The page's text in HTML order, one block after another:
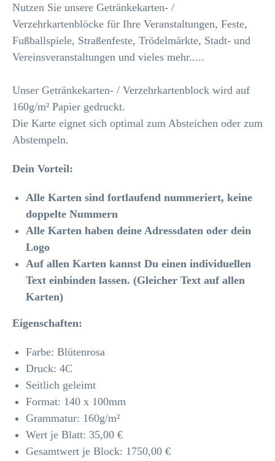
Nutzen Sie unsere Getränkekarten- /
Verzehrkartenblöcke für Ihre Veranstaltungen, Feste,
Fußballspiele, Straßenfeste, Trödelmärkte, Stadt- und
Vereinsveranstaltungen und vieles mehr.....
Unser Getränkekarten- / Verzehrkartenblock wird auf
160g/m² Papier gedruckt.
Die Karte eignet sich optimal zum Absteichen oder zum
Abstempeln.
Dein Vorteil:
Alle Karten sind fortlaufend nummeriert, keine
doppelte Nummern
Alle Karten haben deine Adressdaten oder dein
Logo
Auf allen Karten kannst Du einen individuellen
Text einbinden lassen. (Gleicher Text auf allen
Karten)
Eigenschaften:
Farbe: Blütenrosa
Druck: 4C
Seitlich geleimt
Format: 140 x 100mm
Grammatur: 160g/m²
Wert je Blatt: 35,00 €
Gesamtwert je Block: 1750,00 €